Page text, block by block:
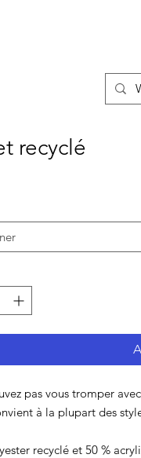
recyclé
pas vous tromper
à la plupart des
recyclé et 50 %